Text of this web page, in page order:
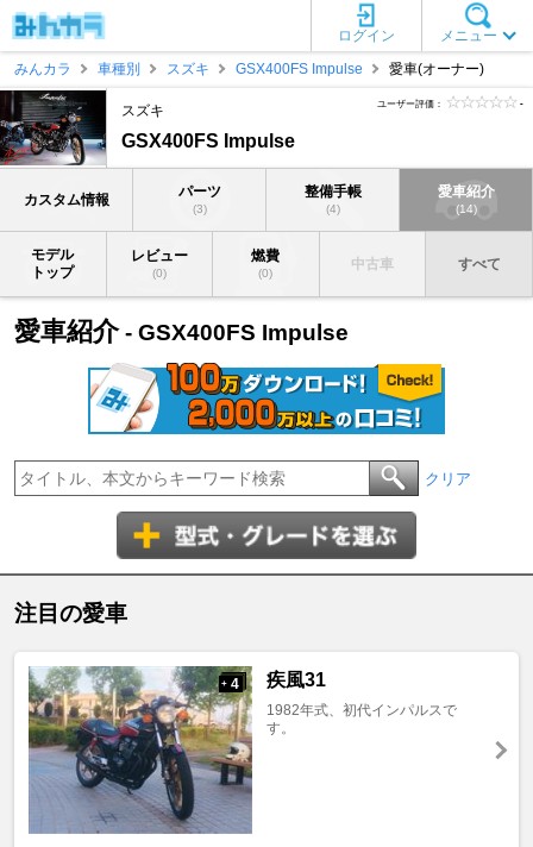
メニュー
ログイン
みんカラ
車種別 スズキ GSX400FS Impulse 愛車(オーナー)
スズキ
GSX400FS Impulse
ユーザー評価： -
カスタム情報 パーツ
(3)
整備手帳
(4)
愛車紹介
(14)
モデル
トップ
レビュー
(0)
燃費
(0)
中古車 すべて
愛車紹介- GSX400FS Impulse
クリア
注目の愛車
+ 4 疾風31
1982年式、初代インパルスで
す。